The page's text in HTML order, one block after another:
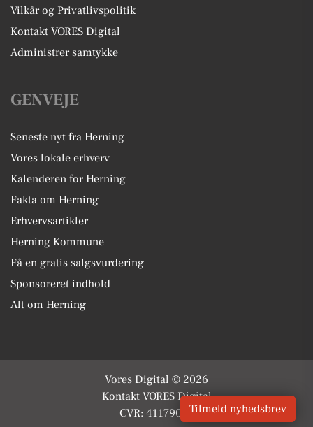
Vilkår og Privatlivspolitik
Kontakt VORES Digital
Administrer samtykke
GENVEJE
Seneste nyt fra Herning
Vores lokale erhverv
Kalenderen for Herning
Fakta om Herning
Erhvervsartikler
Herning Kommune
Få en gratis salgsvurdering
Sponsoreret indhold
Alt om Herning
Vores Digital © 2026
Kontakt VORES Digital
CVR: 41179082Tilmeld nyhedsbrev